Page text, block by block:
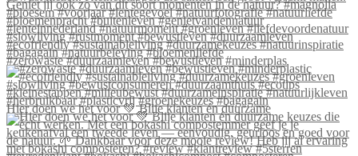
#zerowaste #duurzaamleven #bewustleven #minderplas
Hier doen we het voor 💚 Blije klanten én duurzame